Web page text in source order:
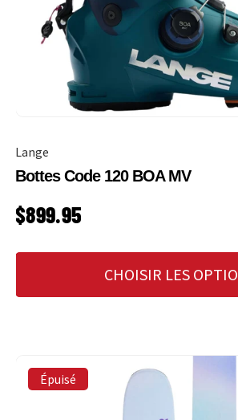
Lange
Bottes Code 120 BOA MV
PRIX HABITUEL
$899.95
CHOISIR LES
Épuisé